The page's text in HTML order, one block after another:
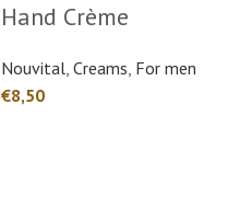
Hand Crème
Nouvital, Creams, For men
€